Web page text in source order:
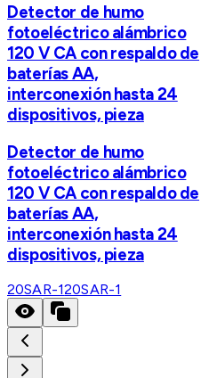
Detector de humo
fotoeléctrico alámbrico
120 V CA con respaldo de
baterías AA,
interconexión hasta 24
dispositivos, pieza
Detector de humo
fotoeléctrico alámbrico
120 V CA con respaldo de
baterías AA,
interconexión hasta 24
dispositivos, pieza
20SAR-120SAR-1